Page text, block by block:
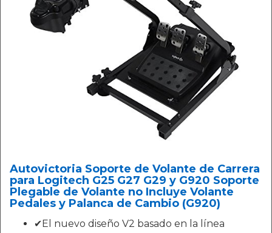
Autovictoria Soporte de Volante de Carrera
para Logitech G25 G27 G29 y G920 Soporte
Plegable de Volante no Incluye Volante
Pedales y Palanca de Cambio (G920)
✔El nuevo diseño V2 basado en la línea